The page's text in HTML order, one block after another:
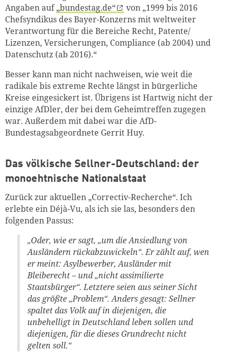
Angaben auf„bundestag.de“
von „1999 bis 2016
Chefsyndikus des Bayer-Konzerns mit weltweiter
Verantwortung für die Bereiche Recht, Patente/
Lizenzen, Versicherungen, Compliance (ab 2004) und
Datenschutz (ab 2016).“
Besser kann man nicht nachweisen, wie weit die
radikale bis extreme Rechte längst in bürgerliche
Kreise eingesickert ist. Übrigens ist Hartwig nicht der
einzige AfDler, der bei dem Geheimtreffen zugegen
war. Außerdem mit dabei war die AfD-
Bundestagsabgeordnete Gerrit Huy.
Das völkische Sellner-Deutschland: der
monoehtnische Nationalstaat
Zurück zur aktuellen „Correctiv-Recherche“. Ich
erlebte ein Déjà-Vu, als ich sie las, besonders den
folgenden Passus:
„Oder, wie er sagt, „um die Ansiedlung von
Ausländern rückabzuwickeln“. Er zählt auf, wen
er meint: Asylbewerber, Ausländer mit
Bleiberecht – und „nicht assimilierte
Staatsbürger“. Letztere seien aus seiner Sicht
das größte „Problem“. Anders gesagt: Sellner
spaltet das Volk auf in diejenigen, die
unbehelligt in Deutschland leben sollen und
diejenigen, für die dieses Grundrecht nicht
gelten soll.“